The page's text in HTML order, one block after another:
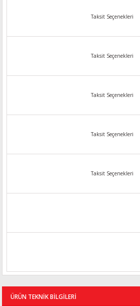
Taksit Seçenekleri
Taksit Seçenekleri
Taksit Seçenekleri
Taksit Seçenekleri
Taksit Seçenekleri
ÜRÜN TEKNİK BİLGİLERİ